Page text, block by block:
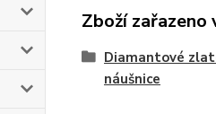
Zboží zařazeno
Diamantové
náušnice